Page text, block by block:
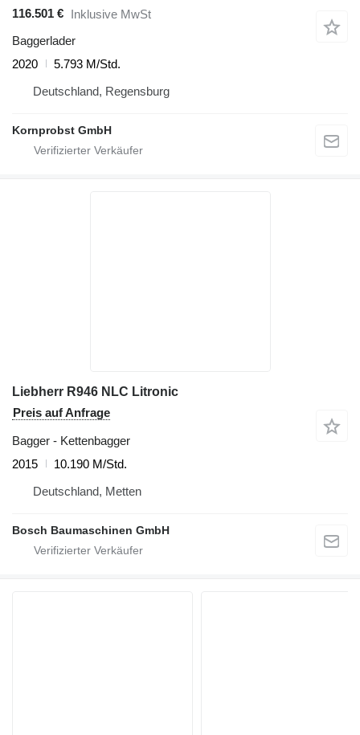
116.501 € Inklusive MwSt
Baggerlader
2020
5.793 M/Std.
Deutschland, Regensburg
Kornprobst GmbH
Liebherr R946 NLC Litronic
Preis auf Anfrage
Bagger - Kettenbagger
2015
10.190 M/Std.
Deutschland, Metten
Bosch Baumaschinen GmbH